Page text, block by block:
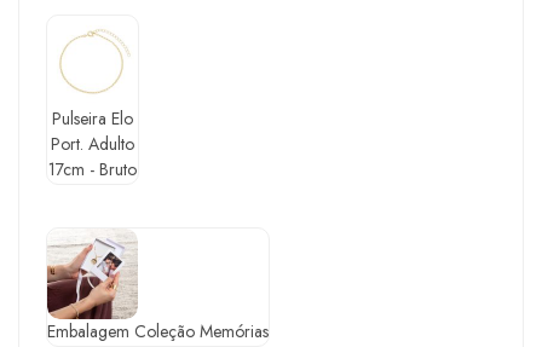
Pulseira Elo
Port. Adulto
17cm - Bruto
Embalagem Coleção Memórias